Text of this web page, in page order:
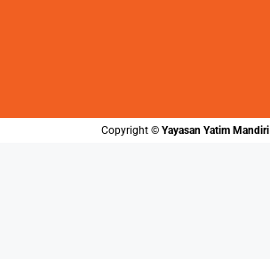
Copyright ©️ Yayasan Yatim Mandiri